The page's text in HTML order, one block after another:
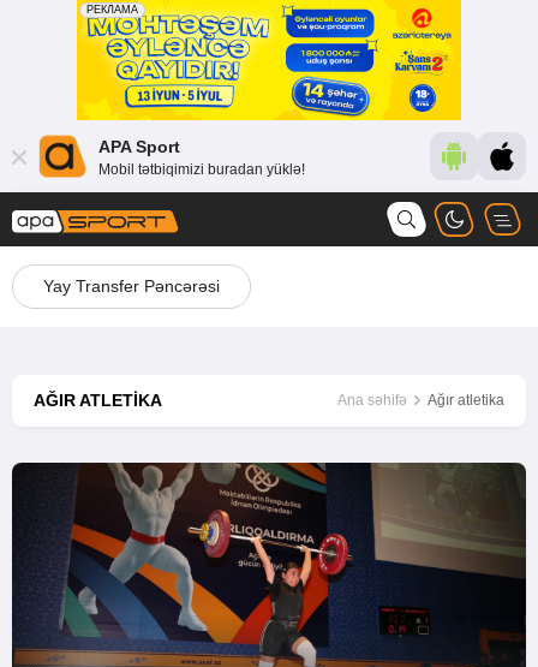
APA Sport
Mobil tətbiqimizi buradan yüklə!
Yay Transfer Pəncərəsi
AĞIR ATLETIKA Ana səhifə Ağır atletika